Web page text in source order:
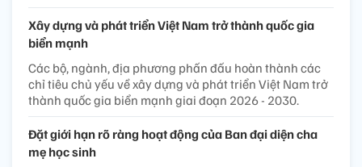
Xây dựng và phát triển Việt Nam trở thành quốc gia
biển mạnh
Các bộ, ngành, địa phương phấn đấu hoàn thành các
chỉ tiêu chủ yếu về xây dựng và phát triển Việt Nam trở
thành quốc gia biển mạnh giai đoạn 2026 - 2030.
Đặt giới hạn rõ ràng hoạt động của Ban đại diện cha
mẹ học sinh